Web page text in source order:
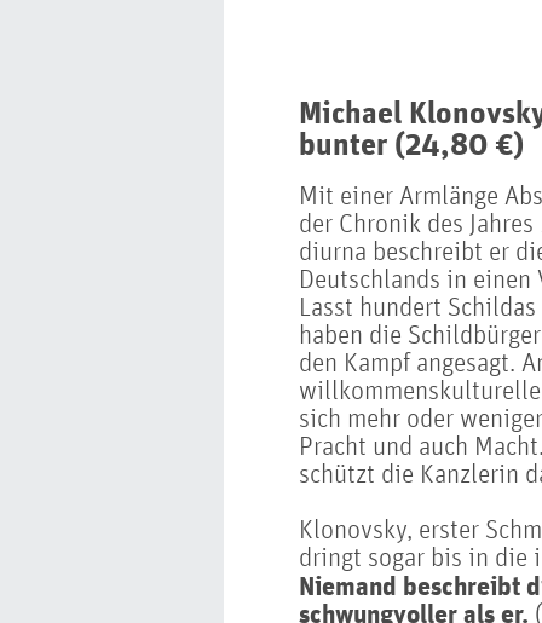
Michael
bunter (24,80 €)
Mit einer Armlänge
der Chronik des
diurna beschreibt er
Deutschlands in
Lasst hundert
haben die
den Kampf angesagt.
sich mehr oder
Pracht und auch
schützt die Kanzlerin
Klonovsky, erster
dringt sogar bis in die
Niemand beschreibt
schwungvoller als er. (